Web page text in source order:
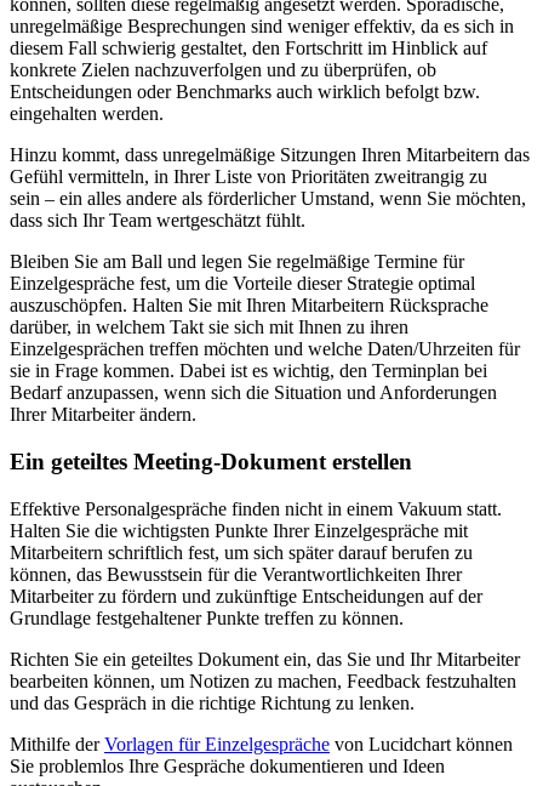
können, sollten diese regelmäßig angesetzt werden. Sporadische,
unregelmäßige Besprechungen sind weniger effektiv, da es sich in
diesem Fall schwierig gestaltet, den Fortschritt im Hinblick auf
konkrete Zielen nachzuverfolgen und zu überprüfen, ob
Entscheidungen oder Benchmarks auch wirklich befolgt bzw.
eingehalten werden.
Hinzu kommt, dass unregelmäßige Sitzungen Ihren Mitarbeitern das
Gefühl vermitteln, in Ihrer Liste von Prioritäten zweitrangig zu
sein – ein alles andere als förderlicher Umstand, wenn Sie möchten,
dass sich Ihr Team wertgeschätzt fühlt.
Bleiben Sie am Ball und legen Sie regelmäßige Termine für
Einzelgespräche fest, um die Vorteile dieser Strategie optimal
auszuschöpfen. Halten Sie mit Ihren Mitarbeitern Rücksprache
darüber, in welchem Takt sie sich mit Ihnen zu ihren
Einzelgesprächen treffen möchten und welche Daten/Uhrzeiten für
sie in Frage kommen. Dabei ist es wichtig, den Terminplan bei
Bedarf anzupassen, wenn sich die Situation und Anforderungen
Ihrer Mitarbeiter ändern.
Ein geteiltes Meeting-Dokument erstellen
Effektive Personalgespräche finden nicht in einem Vakuum statt.
Halten Sie die wichtigsten Punkte Ihrer Einzelgespräche mit
Mitarbeitern schriftlich fest, um sich später darauf berufen zu
können, das Bewusstsein für die Verantwortlichkeiten Ihrer
Mitarbeiter zu fördern und zukünftige Entscheidungen auf der
Grundlage festgehaltener Punkte treffen zu können.
Richten Sie ein geteiltes Dokument ein, das Sie und Ihr Mitarbeiter
bearbeiten können, um Notizen zu machen, Feedback festzuhalten
und das Gespräch in die richtige Richtung zu lenken.
Mithilfe derVorlagen für Einzelgespräche von Lucidchart können
Sie problemlos Ihre Gespräche dokumentieren und Ideen